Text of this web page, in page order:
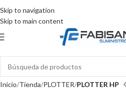
Skip to navigation
Skip to main content
Inicio Tienda PLOTTER PLOTTER HP